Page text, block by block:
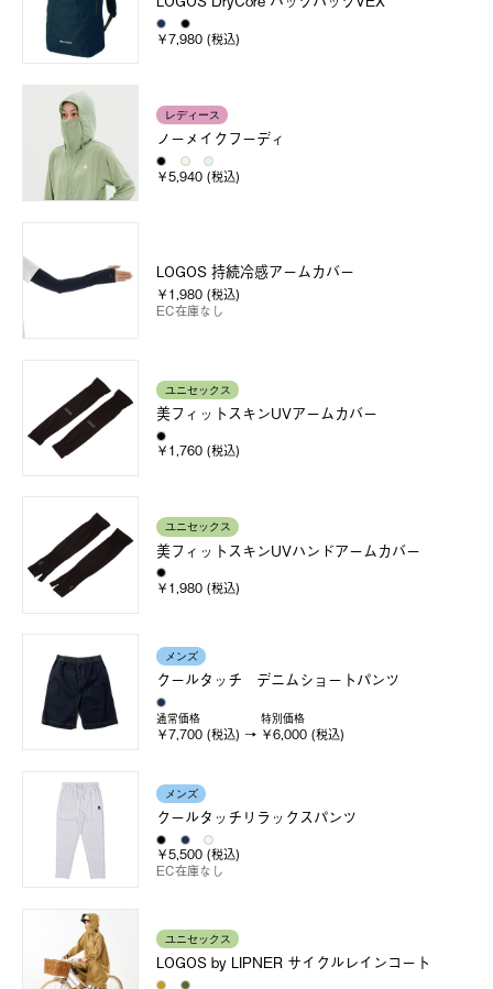
￥7,980 (税込)
レディース
ノーメイクフーディ
￥5,940 (税込)
LOGOS 持続冷感アームカバー
￥1,980 (税込)
EC在庫なし
ユニセックス
美フィットスキンUVアームカバー
￥1,760 (税込)
ユニセックス
美フィットスキンUVハンドアームカバー
￥1,980 (税込)
メンズ
クールタッチ デニムショートパンツ
通常価格
￥7,700 (税込)
特別価格
￥6,000 (税込)
メンズ
クールタッチリラックスパンツ
￥5,500 (税込)
EC在庫なし
ユニセックス
LOGOS by LIPNER サイクルレインコート